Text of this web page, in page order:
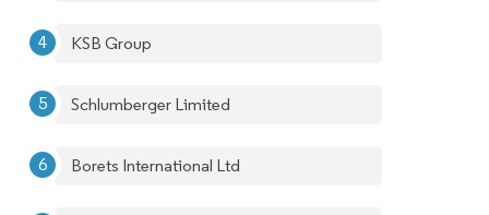
KSB Group
Schlumberger Limited
Borets International Ltd